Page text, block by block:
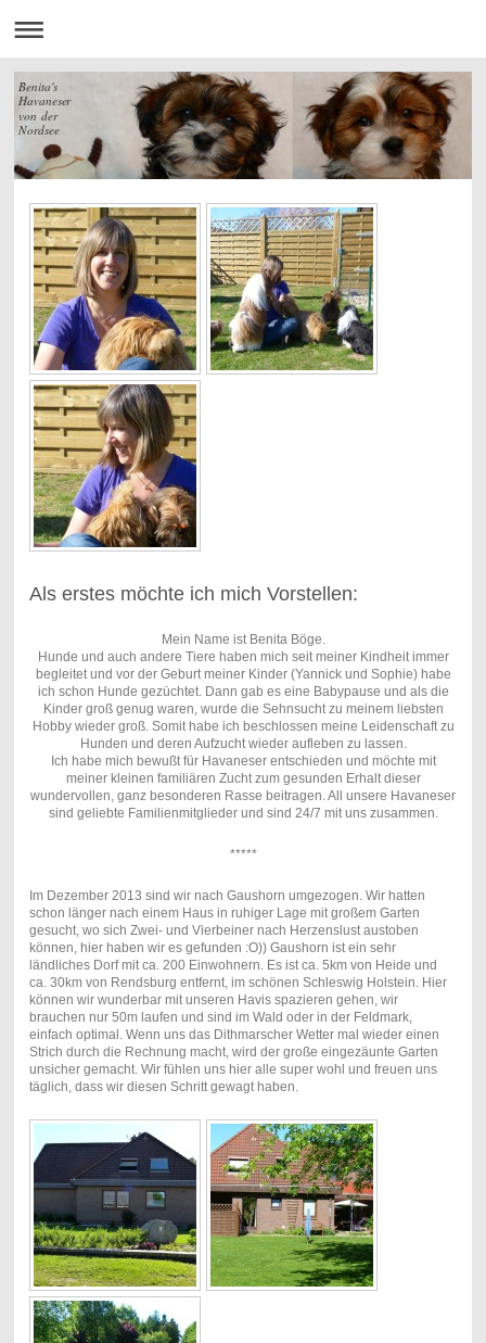
Benita's
Havaneser
von der
Nordsee
Als erstes möchte ich mich Vorstellen:
Mein Name ist Benita Böge.
Hunde und auch andere Tiere haben mich seit meiner Kindheit immer
begleitet und vor der Geburt meiner Kinder (Yannick und Sophie) habe
ich schon Hunde gezüchtet. Dann gab es eine Babypause und als die
Kinder groß genug waren, wurde die Sehnsucht zu meinem liebsten
Hobby wieder groß. Somit habe ich beschlossen meine Leidenschaft zu
Hunden und deren Aufzucht wieder aufleben zu lassen.
Ich habe mich bewußt für Havaneser entschieden und möchte mit
meiner kleinen familiären Zucht zum gesunden Erhalt dieser
wundervollen, ganz besonderen Rasse beitragen. All unsere Havaneser
sind geliebte Familienmitglieder und sind 24/7 mit uns zusammen.
*****
Im Dezember 2013 sind wir nach Gaushorn umgezogen. Wir hatten
schon länger nach einem Haus in ruhiger Lage mit großem Garten
gesucht, wo sich Zwei- und Vierbeiner nach Herzenslust austoben
können, hier haben wir es gefunden :O)) Gaushorn ist ein sehr
ländliches Dorf mit ca. 200 Einwohnern. Es ist ca. 5km von Heide und
ca. 30km von Rendsburg entfernt, im schönen Schleswig Holstein. Hier
können wir wunderbar mit unseren Havis spazieren gehen, wir
brauchen nur 50m laufen und sind im Wald oder in der Feldmark,
einfach optimal. Wenn uns das Dithmarscher Wetter mal wieder einen
Strich durch die Rechnung macht, wird der große eingezäunte Garten
unsicher gemacht. Wir fühlen uns hier alle super wohl und freuen uns
täglich, dass wir diesen Schritt gewagt haben.